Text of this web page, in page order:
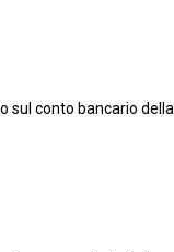
sul conto bancario della